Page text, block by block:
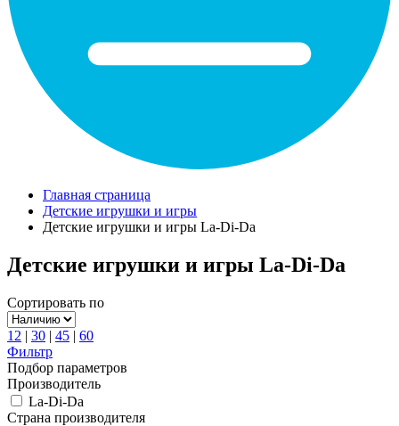
Главная страница
Детские игрушки и игры
Детские игрушки и игры La-Di-Da
Детские игрушки и игры La-Di-Da
Сортировать по
12 | 30 | 45 | 60
Фильтр
Подбор параметров
Производитель
La-Di-Da
Страна производителя